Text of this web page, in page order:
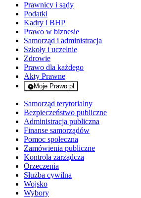
Prawnicy i sądy
Podatki
Kadry i BHP
Prawo w biznesie
Samorząd i administracja
Szkoły i uczelnie
Zdrowie
Prawo dla każdego
Akty Prawne
Moje Prawo.pl
- rejestracja i logowanie do
Samorząd terytorialny
Bezpieczeństwo publiczne
Administracja publiczna
Finanse samorządów
Pomoc społeczna
Zamówienia publiczne
Kontrola zarządcza
Orzeczenia
Służba cywilna
Wojsko
Wybory